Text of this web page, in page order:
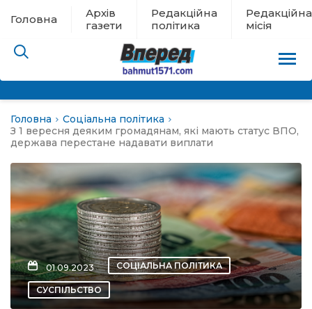
Головна
Архів
газети
Редакційна
політика
Редакційна
місія
евакуації
новини
Головна
Соціальна політика
З 1 вересня деяким громадянам, які мають статус ВПО,
держава перестане надавати виплати
01.09.2023 СОЦІАЛЬНА ПОЛІТИКА
СУСПІЛЬСТВО